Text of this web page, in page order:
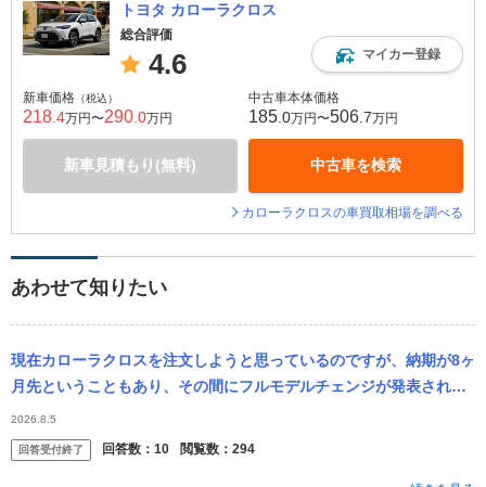
トヨタ カローラクロス
総合評価
4.6 マイカー登録
新車価格 （税込）
218 .4万円〜290 .0万円
新車見積もり(無料)
中古車本体価格
185 .0万円〜506 .7万円
中古車を検索
カローラクロスの車買取相場を調べる
あわせて知りたい
現在カローラクロスを注文しようと思っているのですが、納期が8ヶ
月先ということもあり、その間にフルモデルチェンジが発表されな
いか不安です。 リセールのことを考えるとこのタイミングでの注文
はどう思い...
2026.8.5
回答受付終了 回答数： 10 閲覧数： 294